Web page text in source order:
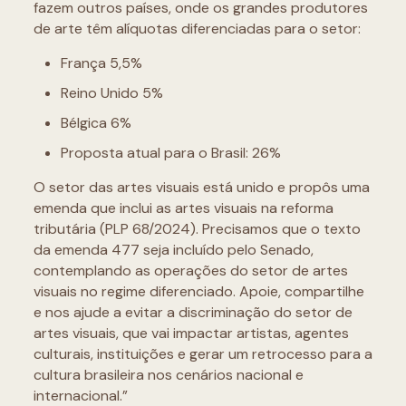
fazem outros países, onde os grandes produtores
de arte têm alíquotas diferenciadas para o setor:
França 5,5%
Reino Unido 5%
Bélgica 6%
Proposta atual para o Brasil: 26%
O setor das artes visuais está unido e propôs uma
emenda que inclui as artes visuais na reforma
tributária (PLP 68/2024). Precisamos que o texto
da emenda 477 seja incluído pelo Senado,
contemplando as operações do setor de artes
visuais no regime diferenciado. Apoie, compartilhe
e nos ajude a evitar a discriminação do setor de
artes visuais, que vai impactar artistas, agentes
culturais, instituições e gerar um retrocesso para a
cultura brasileira nos cenários nacional e
internacional.”